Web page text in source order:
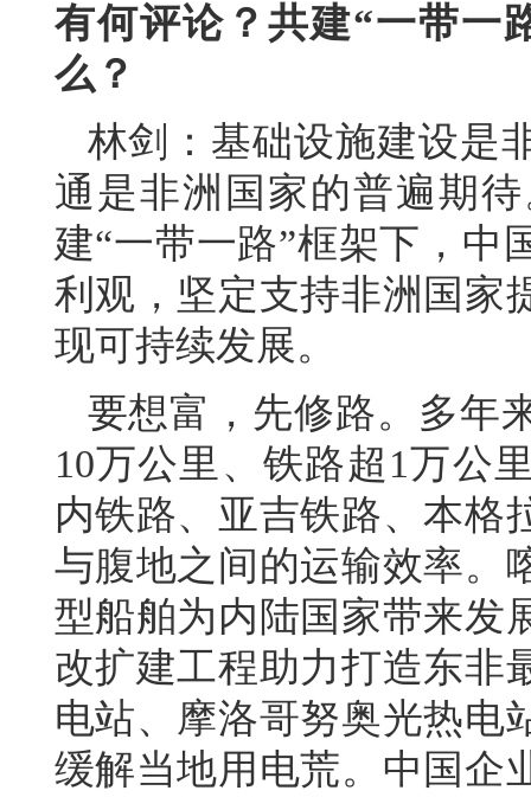
有何评论？共建“一带一
么？
林剑： 基础设施建设是
通是非洲国家的普遍期
建“一带一路”框架下，中
利观，坚定支持非洲国家
现可持续发展。
要想富，先修路。多年
10万公里、铁路超1万公
内铁路、亚吉铁路、本格
与腹地之间的运输效率。
型船舶为内陆国家带来发
改扩建工程助力打造东非
电站、摩洛哥努奥光热电
缓解当地用电荒。中国企